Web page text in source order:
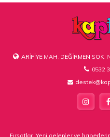
ARİFİYE MAH. DEĞİRMEN SOK.
0532
Fırsatlar, Yeni gelenler ve